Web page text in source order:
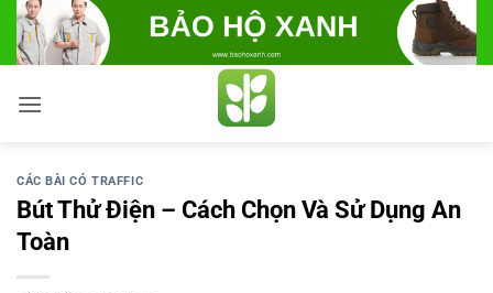
Bỏ
qua
nội
dung
CÁC BÀI CÓ TRAFFIC
Bút Thử Điện – Cách Chọn Và Sử Dụng An
Toàn